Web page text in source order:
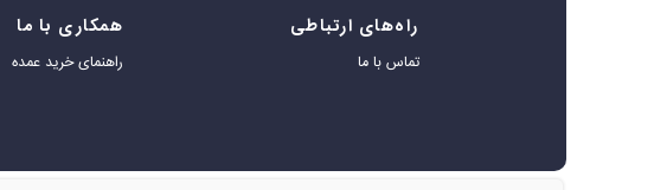
راه‌های ارتباطی
تماس با ما
همکاری با ما
راهنمای خرید عمده